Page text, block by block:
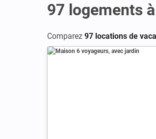
97 logements
Comparez 97 locations de